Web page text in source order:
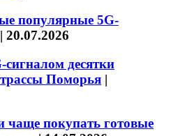
популярные 5G-
| 20.07.2026
десятки
Поморья |
покупать готовые